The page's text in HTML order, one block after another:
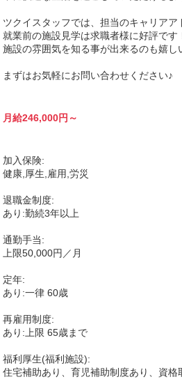
ツクイスタッフでは、担当のキャリア
就業前の施設見学は求職者様に好評です
施設の雰囲気を知る事が出来るのも嬉し
まずはお気軽にお問い合わせください♪
月給246,000円～
加入保険:
健康,厚生,雇用,労災
退職金制度:
あり:勤続3年以上
通勤手当:
上限50,000円／月
定年:
あり:一律 60歳
再雇用制度:
あり:上限 65歳まで
福利厚生(福利施設):
住宅補助あり、育児補助制度あり、資